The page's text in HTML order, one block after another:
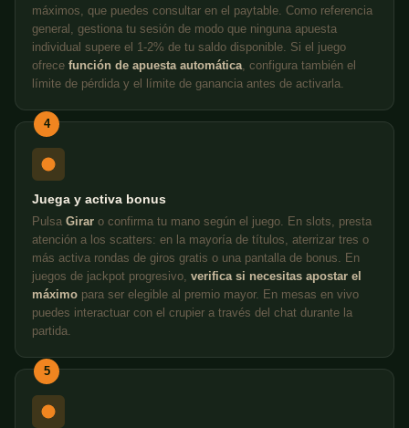
máximos, que puedes consultar en el paytable. Como referencia
general, gestiona tu sesión de modo que ninguna apuesta
individual supere el 1-2% de tu saldo disponible. Si el juego
ofrece función de apuesta automática , configura también el
límite de pérdida y el límite de ganancia antes de activarla.
4
Juega y activa bonus
Pulsa Girar o confirma tu mano según el juego. En slots, presta
atención a los scatters: en la mayoría de títulos, aterrizar tres o
más activa rondas de giros gratis o una pantalla de bonus. En
juegos de jackpot progresivo, verifica si necesitas apostar el
máximo para ser elegible al premio mayor. En mesas en vivo
puedes interactuar con el crupier a través del chat durante la
partida.
5